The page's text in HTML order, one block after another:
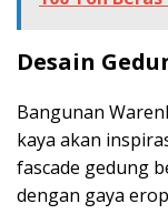
Desain
Bangunan
kaya akan
fascade gedung
dengan gaya